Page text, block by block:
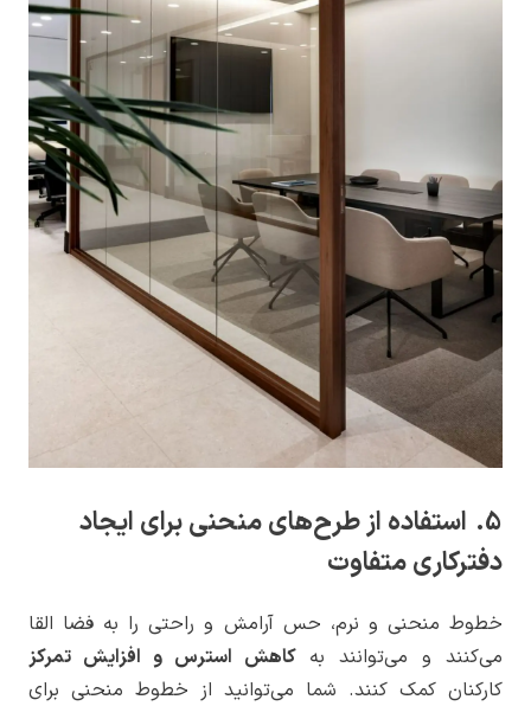
5. استفاده از طرح‌های منحنی برای ایجاد
دفترکاری متفاوت
خطوط منحنی و نرم، حس آرامش و راحتی را به فضا القا
می‌کنند و می‌توانند بهکاهش استرس و افزایش تمرکز
کارکنان کمک کنند. شما می‌توانید از خطوط منحنی برای